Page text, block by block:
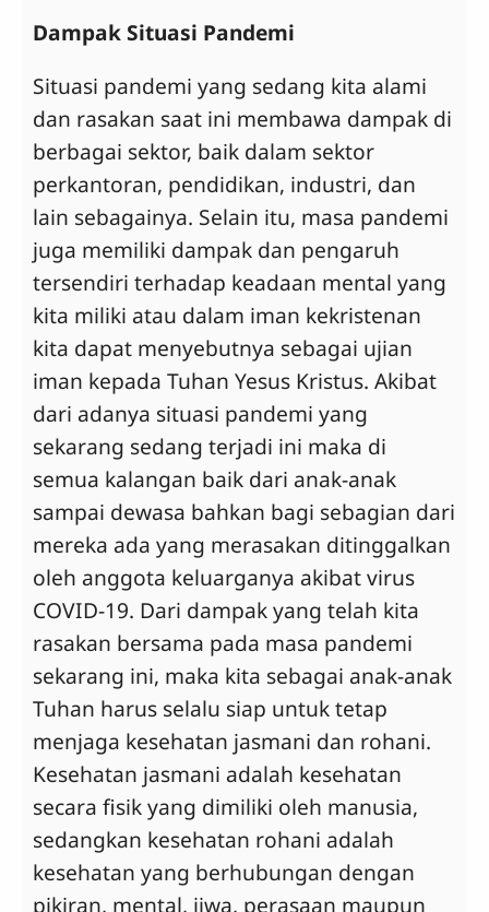
Dampak Situasi Pandemi
Situasi pandemi yang sedang kita alami
dan rasakan saat ini membawa dampak di
berbagai sektor, baik dalam sektor
perkantoran, pendidikan, industri, dan
lain sebagainya. Selain itu, masa pandemi
juga memiliki dampak dan pengaruh
tersendiri terhadap keadaan mental yang
kita miliki atau dalam iman kekristenan
kita dapat menyebutnya sebagai ujian
iman kepada Tuhan Yesus Kristus. Akibat
dari adanya situasi pandemi yang
sekarang sedang terjadi ini maka di
semua kalangan baik dari anak-anak
sampai dewasa bahkan bagi sebagian dari
mereka ada yang merasakan ditinggalkan
oleh anggota keluarganya akibat virus
COVID-19. Dari dampak yang telah kita
rasakan bersama pada masa pandemi
sekarang ini, maka kita sebagai anak-anak
Tuhan harus selalu siap untuk tetap
menjaga kesehatan jasmani dan rohani.
Kesehatan jasmani adalah kesehatan
secara fisik yang dimiliki oleh manusia,
sedangkan kesehatan rohani adalah
kesehatan yang berhubungan dengan
pikiran, mental, jiwa, perasaan maupun